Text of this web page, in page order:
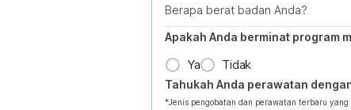
Berapa berat badan Anda?
Apakah Anda berminat program
Ya Tidak
Tahukah Anda perawatan
*Jenis pengobatan dan perawatan terbaru